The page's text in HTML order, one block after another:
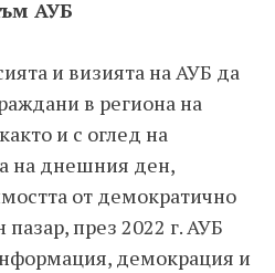
АУБ
и визията на АУБ да
в региона на
и с оглед на
на днешния ден,
от демократично
през 2022 г. АУБ
демокрация и